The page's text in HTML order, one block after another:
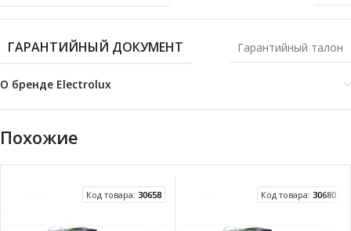
ГАРАНТИЙНЫЙ ДОКУМЕНТ Гарантийный талон
О бренде Electrolux
Похожие
Код товара: 30658 Код товара: 30680